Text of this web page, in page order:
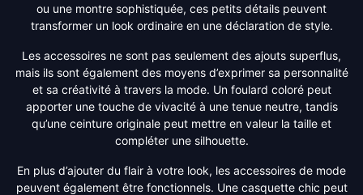
ou une montre sophistiquée, ces petits détails peuvent
transformer un look ordinaire en une déclaration de style.
Les accessoires ne sont pas seulement des ajouts superflus,
mais ils sont également des moyens d’exprimer sa personnalité
et sa créativité à travers la mode. Un foulard coloré peut
apporter une touche de vivacité à une tenue neutre, tandis
qu’une ceinture originale peut mettre en valeur la taille et
compléter une silhouette.
En plus d’ajouter du flair à votre look, les accessoires de mode
peuvent également être fonctionnels. Une casquette chic peut